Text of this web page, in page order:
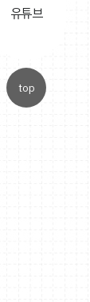
유튜브
top